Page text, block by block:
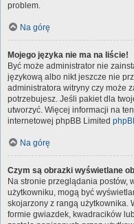
problem.
Na górę
Mojego języka nie ma na liście!
Być może administrator nie
językową albo nikt jeszcze nie
administratora witryny czy może
potrzebujesz. Jeśli pakiet dla
utworzyć. Więcej informacji na
internetowej phpBB Limited
Na górę
Czym są obrazki wyświetlane
Na stronie przeglądania postów,
użytkowniku, mogą być
skojarzony z rangą użytkownika.
formie gwiazdek, kwadracików